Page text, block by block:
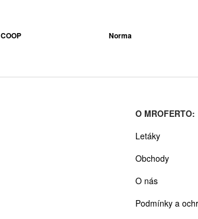
COOP Norma
O MROFERTO:
Letáky
Obchody
O nás
Podmínky a